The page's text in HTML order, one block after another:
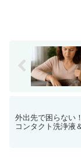
外出先で困らない
コンタクト洗浄液